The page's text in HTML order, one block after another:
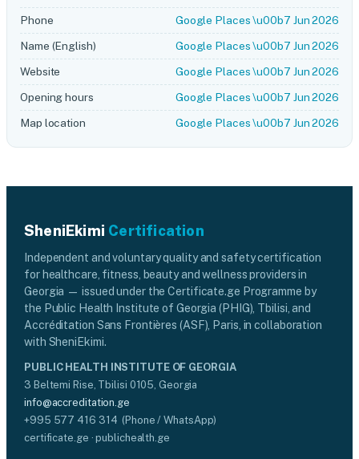
Phone
Google Places \u00b7 Jun 2026
Name (English)
Google Places \u00b7 Jun 2026
Website
Google Places \u00b7 Jun 2026
Opening hours
Google Places \u00b7 Jun 2026
Map location
Google Places \u00b7 Jun 2026
SheniEkimi Certification
Independent and voluntary quality and safety certification
for healthcare, fitness, beauty and wellness providers in
Georgia — issued under the Certificate.ge Programme by
the Public Health Institute of Georgia (PHIG), Tbilisi, and
Accréditation Sans Frontières (ASF), Paris, in collaboration
with SheniEkimi.
PUBLIC HEALTH INSTITUTE OF GEORGIA
3 Beltemi Rise, Tbilisi 0105, Georgia
info@accreditation.ge
+995 577 416 314 (Phone / WhatsApp)
certificate.ge · publichealth.ge